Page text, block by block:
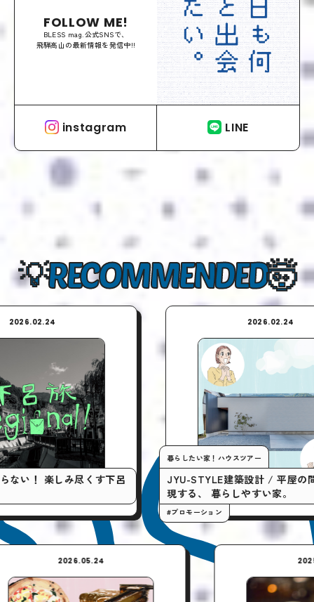
FOLLOW ME!
BLESS mag.公式SNSで、
飛騨高山の最新情報を発信中!!
instagram LINE
RECOMMENDED
くす下呂
暮らしたい家！ハウスツアー
JYU-STYLE建築設計 / 平屋の間取りで実
現する、 暮らしやすい家。
#プロモーション